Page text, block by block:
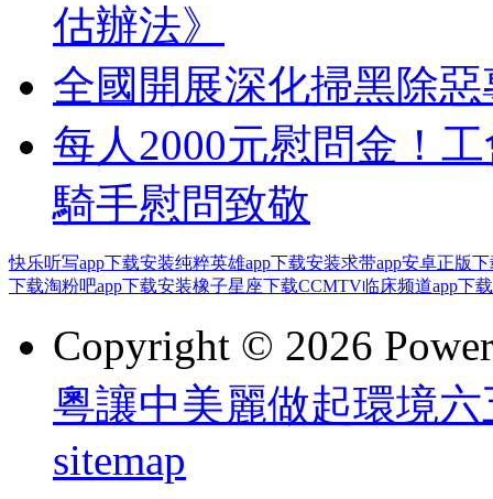
估辦法》
全國開展深化掃黑除
每人2000元慰問金！
騎手慰問致敬
快乐听写app下载安装纯粹英雄app下载安装求带app安卓正版
下载淘粉吧app下载安装橡子星座下载CCMTV临床频道app下载
Copyright © 2026
粵讓中美麗做起環境
sitemap